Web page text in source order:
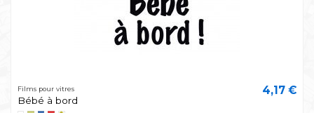
Films pour vitres
Bébé à bord
4,17 €